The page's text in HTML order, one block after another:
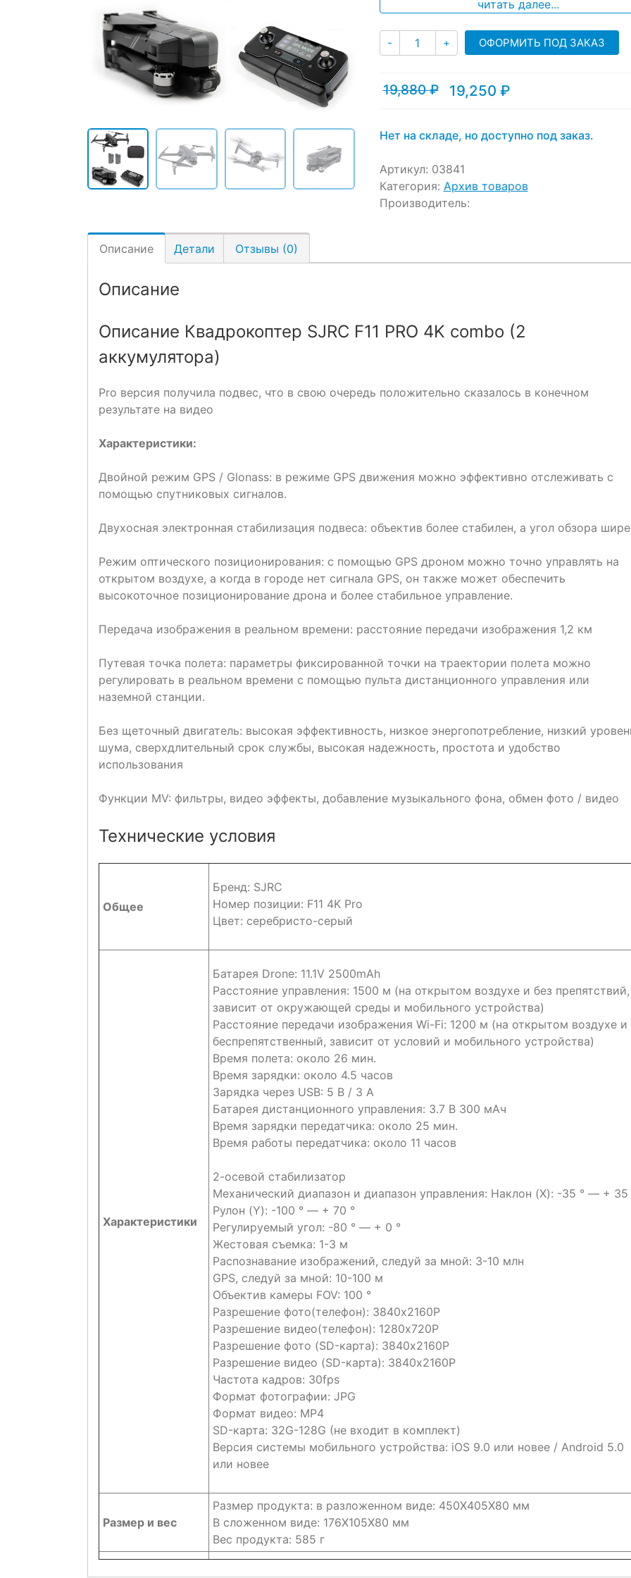
читать далее...
- Количество
+ ОФОРМИТЬ ПОД ЗАКАЗ
19,880₽
Первоначальная
19,880 ₽.
19,250 ₽
Текущая
Нет на складе, но доступно под заказ.
Артикул: 03841
Категория: Архив товаров
Производитель:
Описание Детали Отзывы (0)
Описание
Описание Квадрокоптер SJRC F11 PRO 4K combo (2
аккумулятора)
Pro версия получила подвес, что в свою очередь положительно сказалось в конечном
результате на видео
Характеристики:
Двойной режим GPS / Glonass: в режиме GPS движения можно эффективно отслеживать с
помощью спутниковых сигналов.
Двухосная электронная стабилизация подвеса: объектив более стабилен, а угол обзора шире
Режим оптического позиционирования: с помощью GPS дроном можно точно управлять на
открытом воздухе, а когда в городе нет сигнала GPS, он также может обеспечить
высокоточное позиционирование дрона и более стабильное управление.
Передача изображения в реальном времени: расстояние передачи изображения 1,2 км
Путевая точка полета: параметры фиксированной точки на траектории полета можно
регулировать в реальном времени с помощью пульта дистанционного управления или
наземной станции.
Без щеточный двигатель: высокая эффективность, низкое энергопотребление, низкий
шума, сверхдлительный срок службы, высокая надежность, простота и удобство
использования
Функции MV: фильтры, видео эффекты, добавление музыкального фона, обмен фото / видео
Технические условия
Общее
Бренд: SJRC
Номер позиции: F11 4K Pro
Цвет: серебристо-серый
Характеристики
Батарея Drone: 11.1V 2500mAh
Расстояние управления: 1500 м (на открытом воздухе и без препятствий,
зависит от окружающей среды и мобильного устройства)
Расстояние передачи изображения Wi-Fi: 1200 м (на открытом воздухе и
беспрепятственный, зависит от условий и мобильного устройства)
Время полета: около 26 мин.
Время зарядки: около 4.5 часов
Зарядка через USB: 5 В / 3 А
Батарея дистанционного управления: 3.7 В 300 мАч
Время зарядки передатчика: около 25 мин.
Время работы передатчика: около 11 часов
2-осевой стабилизатор
Механический диапазон и диапазон управления: Наклон (X): -35 ° — + 35
Рулон (Y): -100 ° — + 70 °
Регулируемый угол: -80 ° — + 0 °
Жестовая съемка: 1-3 м
Распознавание изображений, следуй за мной: 3-10 млн
GPS, следуй за мной: 10-100 м
Объектив камеры FOV: 100 °
Разрешение фото(телефон): 3840x2160P
Разрешение видео(телефон): 1280x720P
Разрешение фото (SD-карта): 3840x2160P
Разрешение видео (SD-карта): 3840x2160P
Частота кадров: 30fps
Формат фотографии: JPG
Формат видео: MP4
SD-карта: 32G-128G (не входит в комплект)
Версия системы мобильного устройства: iOS 9.0 или новее / Android 5.0
или новее
Размер и вес
Размер продукта: в разложенном виде: 450X405X80 мм
В сложенном виде: 176X105X80 мм
Вес продукта: 585 г